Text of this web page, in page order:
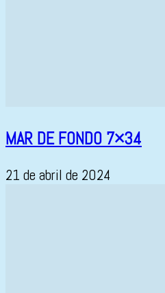
MAR DE FONDO 7×34
21 de abril de 2024